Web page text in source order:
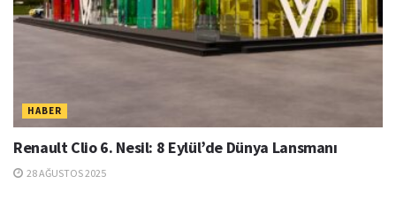
HABER
Renault Clio 6. Nesil: 8 Eylül’de Dünya Lansmanı
28 AĞUSTOS 2025